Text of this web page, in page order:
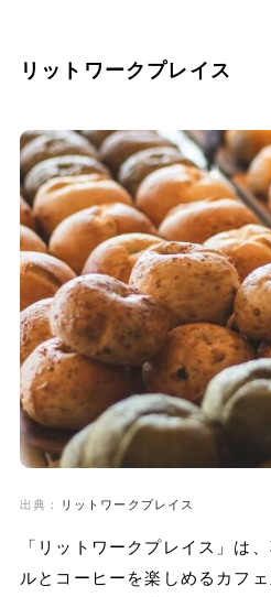
リットワークプレイス
出典： リットワークプレイス
「リットワークプレイス」は
ルとコーヒーを楽しめるカフ